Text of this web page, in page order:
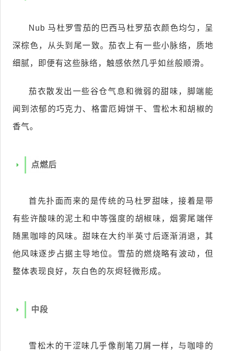
Nub 马杜罗雪茄的巴西马杜罗茄衣颜色均匀，呈
深棕色，从头到尾一致。茄衣上有一些小脉络，质地
细腻，即便有这些脉络，触感依然几乎如丝般顺滑。
茄衣散发出一些谷仓气息和微弱的甜味，脚端能
闻到浓郁的巧克力、格雷厄姆饼干、雪松木和胡椒的
香气。
点燃后
首先扑面而来的是传统的马杜罗甜味，接着是带
有些许酸味的泥土和中等强度的胡椒味，烟雾尾端伴
随黑咖啡的风味。甜味在大约半英寸后逐渐消退，其
他风味逐步占据主导地位。雪茄的燃烧略有波动，但
整体表现良好，灰白色的灰烬轻微形成。
中段
雪松木的干涩味几乎像削笔刀屑一样，与咖啡的